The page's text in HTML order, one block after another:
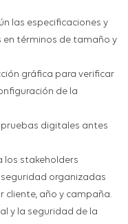
las especificaciones y
términos de tamaño y
gráfica para verificar
de la
pruebas digitales antes
los stakeholders
organizadas
año y campaña.
y la seguridad de la